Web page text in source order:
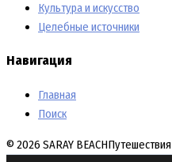
Культура и искусство
Целебные источники
Навигация
Главная
Поиск
© 2026 SARAY BEACHПутешествия